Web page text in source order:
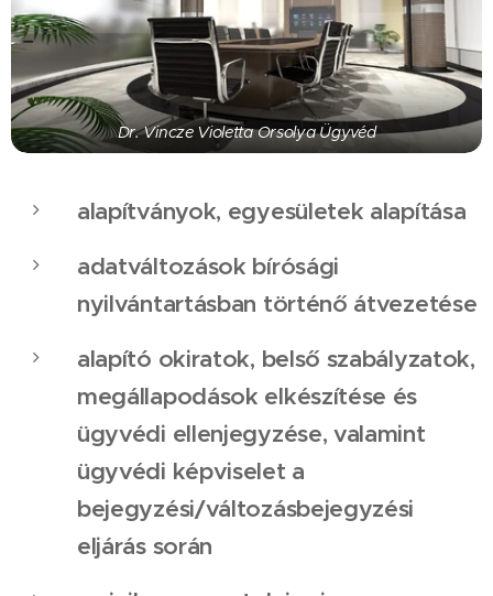
Dr. Vincze Violetta Orsolya Ügyvéd
alapítványok, egyesületek alapítása
adatváltozások bírósági
nyilvántartásban történő átvezetése
alapító okiratok, belső szabályzatok,
megállapodások elkészítése és
ügyvédi ellenjegyzése, valamint
ügyvédi képviselet a
bejegyzési/változásbejegyzési
eljárás során